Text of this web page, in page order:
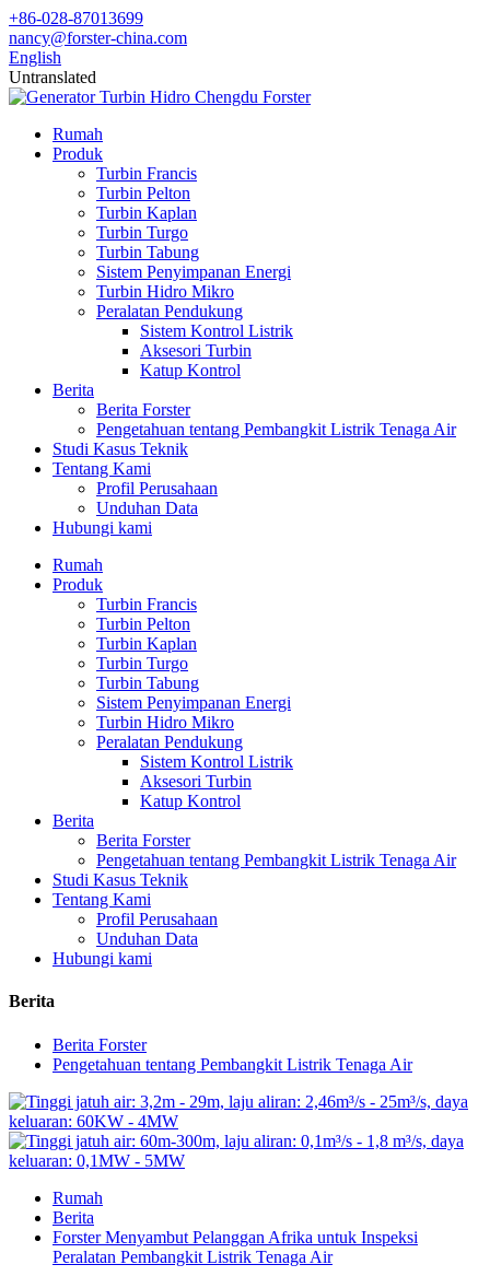
+86-028-87013699
nancy@forster-china.com
English
Untranslated
Rumah
Produk
Turbin Francis
Turbin Pelton
Turbin Kaplan
Turbin Turgo
Turbin Tabung
Sistem Penyimpanan Energi
Turbin Hidro Mikro
Peralatan Pendukung
Sistem Kontrol Listrik
Aksesori Turbin
Katup Kontrol
Berita
Berita Forster
Pengetahuan tentang Pembangkit Listrik Tenaga Air
Studi Kasus Teknik
Tentang Kami
Profil Perusahaan
Unduhan Data
Hubungi kami
Rumah
Produk
Turbin Francis
Turbin Pelton
Turbin Kaplan
Turbin Turgo
Turbin Tabung
Sistem Penyimpanan Energi
Turbin Hidro Mikro
Peralatan Pendukung
Sistem Kontrol Listrik
Aksesori Turbin
Katup Kontrol
Berita
Berita Forster
Pengetahuan tentang Pembangkit Listrik Tenaga Air
Studi Kasus Teknik
Tentang Kami
Profil Perusahaan
Unduhan Data
Hubungi kami
Berita
Berita Forster
Pengetahuan tentang Pembangkit Listrik Tenaga Air
Rumah
Berita
Forster Menyambut Pelanggan Afrika untuk Inspeksi
Peralatan Pembangkit Listrik Tenaga Air